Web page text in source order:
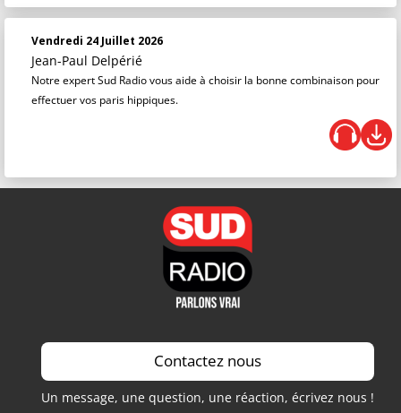
Vendredi 24 Juillet 2026
Jean-Paul Delpérié
Notre expert Sud Radio vous aide à choisir la bonne combinaison pour
effectuer vos paris hippiques.
Contactez nous
Un message, une question, une réaction, écrivez nous !